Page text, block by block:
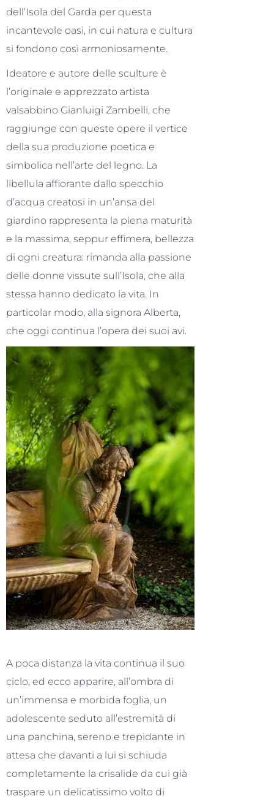
dell’Isola del Garda per questa
incantevole oasi, in cui natura e cultura
si fondono così armoniosamente.
Ideatore e autore delle sculture è
l’originale e apprezzato artista
valsabbino Gianluigi Zambelli, che
raggiunge con queste opere il vertice
della sua produzione poetica e
simbolica nell’arte del legno. La
libellula affiorante dallo specchio
d’acqua creatosi in un’ansa del
giardino rappresenta la piena maturità
e la massima, seppur effimera, bellezza
di ogni creatura: rimanda alla passione
delle donne vissute sull’Isola, che alla
stessa hanno dedicato la vita. In
particolar modo, alla signora Alberta,
che oggi continua l’opera dei suoi avi.
A poca distanza la vita continua il suo
ciclo, ed ecco apparire, all’ombra di
un’immensa e morbida foglia, un
adolescente seduto all’estremità di
una panchina, sereno e trepidante in
attesa che davanti a lui si schiuda
completamente la crisalide da cui già
traspare un delicatissimo volto di